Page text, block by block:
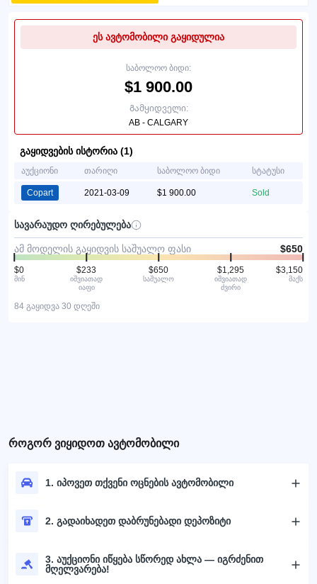
ეს ავტომობილი გაყიდულია
საბოლოო ბიდი:
$1 900.00
Გამყიდველი:
AB - CALGARY
გაყიდვების ისტორია (1)
აუქციონი თარიღი საბოლოო ბიდი სტატუსი
Copart 2021-03-09 $1 900.00 Sold
სავარაუდო ღირებულება
ამ მოდელის გაყიდვის საშუალო ფასი $650
$0
მინ
$233
იშვიათად
იაფი
$650
საშუალო
$1,295
იშვიათად
ძვირი
$3,150
მაქს
84 გაყიდვა 30 დღეში
როგორ ვიყიდოთ ავტომობილი
1. იპოვეთ თქვენი ოცნების ავტომობილი
2. გადაიხადეთ დაბრუნებადი დეპოზიტი
3. აუქციონი იწყება სწორედ ახლა — იგრძენით
მღელვარება!